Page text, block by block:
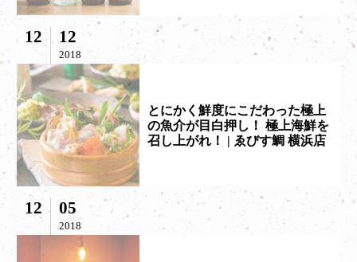
12 12
2018
とにかく鮮度にこだわった極上
の魚介が目白押し！ 極上海鮮を
召し上がれ！ | ゑびす鯛 横浜店
12 05
2018